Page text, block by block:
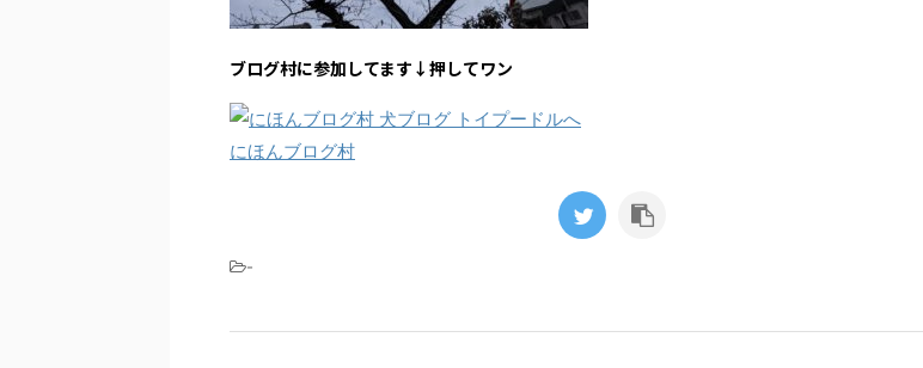
ブログ村に参加してます↓押してワン
にほんブログ村
-